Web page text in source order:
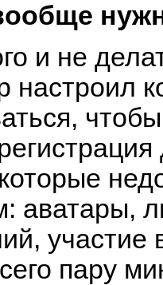
и не
настроил
аватары,
участие
пару